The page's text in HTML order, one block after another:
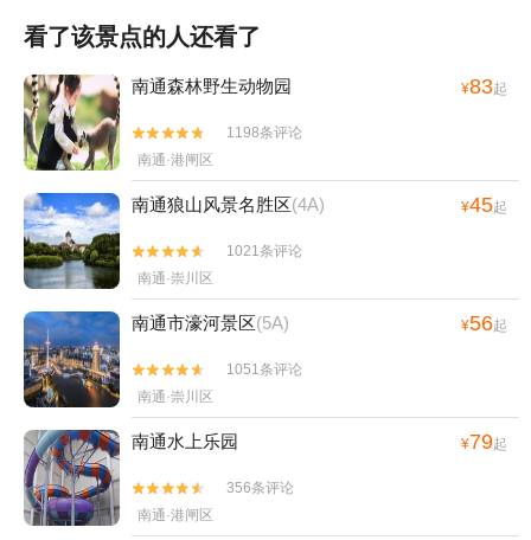
看了该景点的人还看了
南通森林野生动物园 ¥83起


1198条评论
南通·港闸区
南通狼山风景名胜区(4A) ¥45起


1021条评论
南通·崇川区
南通市濠河景区(5A) ¥56起


1051条评论
南通·崇川区
南通水上乐园 ¥79起


356条评论
南通·港闸区